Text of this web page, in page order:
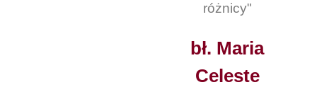
różnicy"
bł. Maria
Celeste